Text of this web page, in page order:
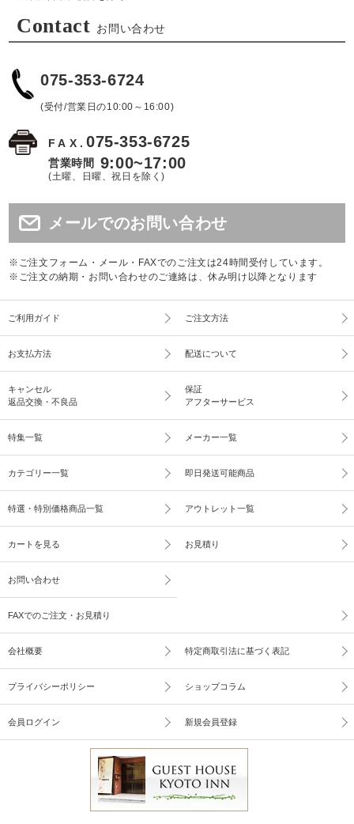
Contact お問い合わせ
075-353-6724
(受付/営業日の10:00～16:00)
FAX.075-353-6725
営業時間 9:00~17:00
(土曜、日曜、祝日を除く)
メールでのお問い合わせ
※ご注文フォーム・メール・FAXでのご注文は24時間受付しています。
※ご注文の納期・お問い合わせのご連絡は、休み明け以降となります
ご利用ガイド ご注文方法
お支払方法 配送について
キャンセル
返品交換・不良品
保証
アフターサービス
特集一覧 メーカー一覧
カテゴリー一覧 即日発送可能商品
特選・特別価格商品一覧 アウトレット一覧
カートを見る お見積り
お問い合わせ
FAXでのご注文・お見積り
会社概要 特定商取引法に基づく表記
プライバシーポリシー ショップコラム
会員ログイン 新規会員登録